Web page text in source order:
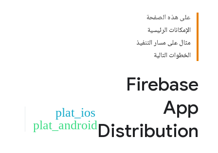
على هذه الصفحة
الإمكانات الرئيسية
مثال على مسار التنفيذ
الخطوات التالية
Firebase
App
Distribution
plat_ios
plat_android